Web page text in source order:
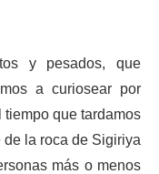
y pesados, que
a curiosear por
que tardamos
la roca de Sigiriya
más o menos